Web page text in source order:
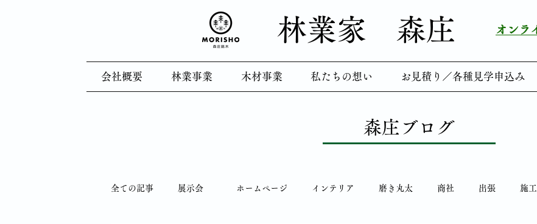
林業家 ​森庄 オンラ
会社概要 林業事業 木材事業 私たちの想い お見積り／各種見学申込み
森庄ブログ
全ての記事 展示会 ホームページ インテリア 磨き丸太 商社 出張 施